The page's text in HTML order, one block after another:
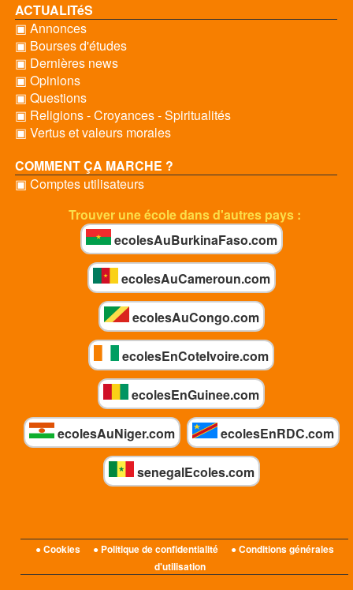
ACTUALITéS
▣ Annonces
▣ Bourses d'études
▣ Dernières news
▣ Opinions
▣ Questions
▣ Religions - Croyances - Spiritualités
▣ Vertus et valeurs morales
COMMENT ÇA MARCHE ?
▣ Comptes utilisateurs
Trouver une école dans d'autres pays :
ecolesAuBurkinaFaso.com
ecolesAuCameroun.com
ecolesAuCongo.com
ecolesEnCoteIvoire.com
ecolesEnGuinee.com
ecolesAuNiger.com ecolesEnRDC.com
senegalEcoles.com
● Cookies ● Politique de confidentialité
● Conditions générales
d'utilisation